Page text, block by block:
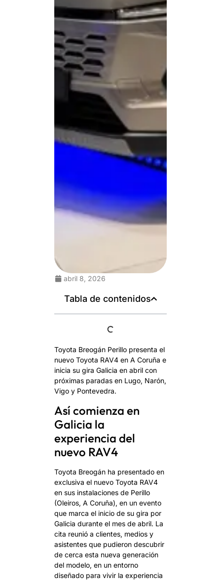
abril 8, 2026
Tabla de contenidos
Toyota Breogán Perillo presenta el
nuevo Toyota RAV4 en A Coruña e
inicia su gira Galicia en abril con
próximas paradas en Lugo, Narón,
Vigo y Pontevedra.
Así comienza en
Galicia la
experiencia del
nuevo RAV4
Toyota Breogán ha presentado en
exclusiva el nuevo Toyota RAV4
en sus instalaciones de Perillo
(Oleiros, A Coruña), en un evento
que marca el inicio de su gira por
Galicia durante el mes de abril. La
cita reunió a clientes, medios y
asistentes que pudieron descubrir
de cerca esta nueva generación
del modelo, en un entorno
diseñado para vivir la experiencia